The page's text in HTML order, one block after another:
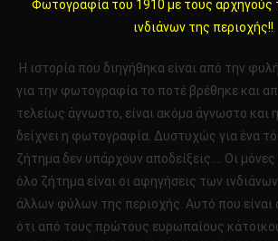
Φωτογραφία του 1910 με τους αρχηγούς
ινδιάνων της περιοχής!!
Η ιστορία που διηγήθηκα είναι από την
για την φωτογραφία το ποτέ βρέθηκε και
τελείως άγνωστο, είναι ακόμα άγνωστο και
δείχνει η φωτογραφία. Δυστυχώς για ένα
ζήτημα δεν υπάρχουν αποδείξεις…. Οι μόνες
όλο ζήτημα είναι οι αφηγήσεις των
άλλων φύλων της περιοχής. Αυτό που είναι
ότι από τους πρώτους ευρωπαίους